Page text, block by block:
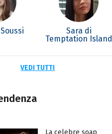
Sara di
Temptation Island
VEDI TUTTI
La celebre soap